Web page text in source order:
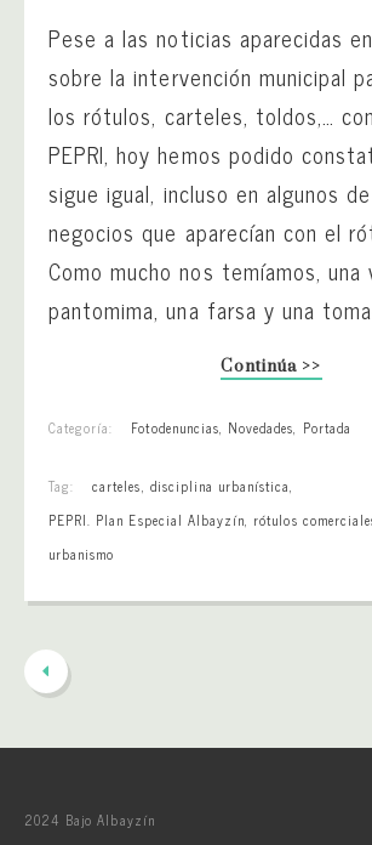
Pese a las noticias aparecidas
sobre la intervención municipal
los rótulos, carteles, toldos,…
PEPRI, hoy hemos podido
sigue igual, incluso en algunos
negocios que aparecían con el
Como mucho nos temíamos, una
pantomima, una farsa y una
Continúa >>
Categoría: Fotodenuncias, Novedades, Portada
Tag: carteles, disciplina urbanística,
PEPRI. Plan Especial Albayzín, rótulos
urbanismo
2024 Bajo Albayzín